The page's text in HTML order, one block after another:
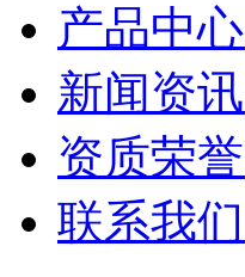
产品中心
新闻资讯
资质荣誉
联系我们